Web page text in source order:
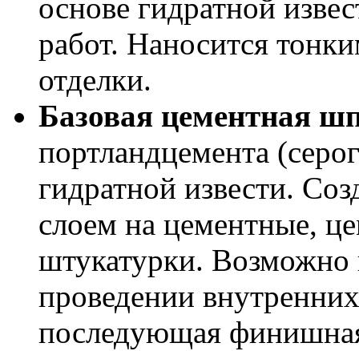
основе гидратной
работ. Наносится
отделки.
Базовая цементная
портландцемента
гидратной извести.
слоем на цементные,
штукатурки.
проведении
последующая